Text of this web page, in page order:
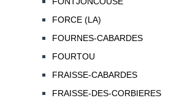
FORCE (LA)
FOURNES-CABARDES
FOURTOU
FRAISSE-CABARDES
FRAISSE-DES-CORBIERES